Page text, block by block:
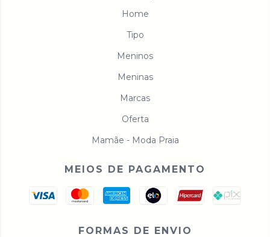
Home
Tipo
Meninos
Meninas
Marcas
Oferta
Mamãe - Moda Praia
MEIOS DE PAGAMENTO
FORMAS DE ENVIO